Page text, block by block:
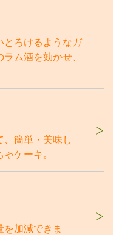
とろけるようなガ
ム酒を効かせ、
、簡単・美味し
ケーキ。
加減できま